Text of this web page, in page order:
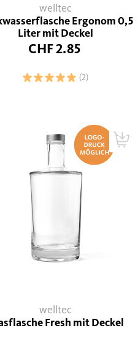
welltec
Ergonom 0,5
Liter mit Deckel
CHF 2.85
(2)
welltec
Fresh mit Deckel